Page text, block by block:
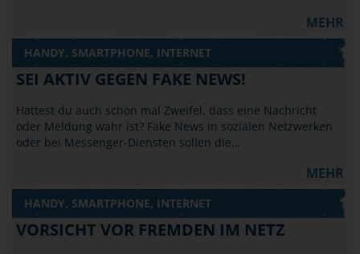
MEHR
HANDY, SMARTPHONE, INTERNET
SEI AKTIV GEGEN FAKE NEWS!
Hattest du auch schon mal Zweifel, dass eine Nachricht
oder Meldung wahr ist? Fake News in sozialen Netzwerken
oder bei Messenger-Diensten sollen die…
MEHR
HANDY, SMARTPHONE, INTERNET
VORSICHT VOR FREMDEN IM NETZ